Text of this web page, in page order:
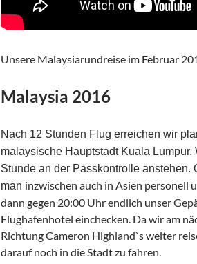
Unsere Malaysiarundreise im Februar
Malaysia 2016
Nach 12 Stunden Flug erreichen wir
malaysische Hauptstadt Kuala Lumpur.
Stunde an der Passkontrolle anstehen.
man inzwischen auch in Asien personell
dann gegen 20:00 Uhr endlich unser
Flughafenhotel einchecken. Da wir am
Richtung Cameron Highland`s weiter
darauf noch in die Stadt zu fahren.